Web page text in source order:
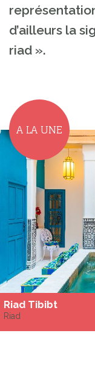
d’ailleurs la
riad ».
A LA UNE
Riad Tibibt
Riad